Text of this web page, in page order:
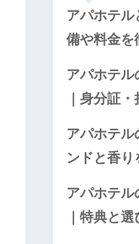
アパホテル
備や料金を
アパホテル
｜身分証
アパホテル
ンドと香り
アパホテル
｜特典と